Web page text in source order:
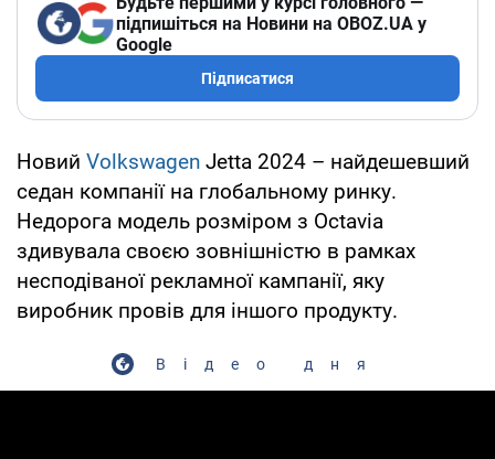
підпишіться на Новини на OBOZ.UA у
Google
Підписатися
Новий Volkswagen Jetta 2024 – найдешевший
седан компанії на глобальному ринку.
Недорога модель розміром з Octavia
здивувала своєю зовнішністю в рамках
несподіваної рекламної кампанії, яку
виробник провів для іншого продукту.
Відео дня